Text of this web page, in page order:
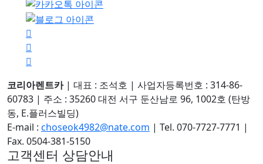
코리아렌트카 | 대표 : 조석호 | 사업자등록번호 : 314-86-
60783 | 주소 : 35260 대전 서구 둔산남로 96, 1002호 (탄방
동, E.플러스빌딩)
E-mail : choseok4982@nate.com | Tel. 070-7727-7771 |
Fax. 0504-381-5150
고객센터 상담안내